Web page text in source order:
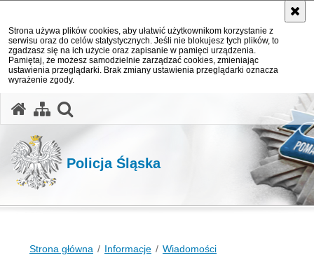
Strona używa plików cookies, aby ułatwić użytkownikom korzystanie z
serwisu oraz do celów statystycznych. Jeśli nie blokujesz tych plików, to
zgadzasz się na ich użycie oraz zapisanie w pamięci urządzenia.
Pamiętaj, że możesz samodzielnie zarządzać cookies, zmieniając
ustawienia przeglądarki. Brak zmiany ustawienia przeglądarki oznacza
wyrażenie zgody.
Policja Śląska
Strona główna Informacje Wiadomości